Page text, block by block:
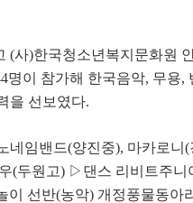
(사)한국청소년복지문화원
명이 참가해 한국음악, 무용,
을 선보였다.
네임밴드(양진중), 마카로니 (
(두원고) ▷ 댄스 리비트주니
이 선반(농악) 개정풍물동아리